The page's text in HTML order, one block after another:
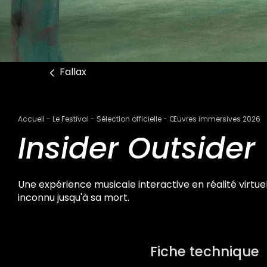
Fallax
Fil
Accueil Le Festival Sélection officielle Œuvres immersives 2026
Insider Outsider
Une expérience musicale interactive en réalité
inconnu jusqu'à sa mort.
Fiche technique